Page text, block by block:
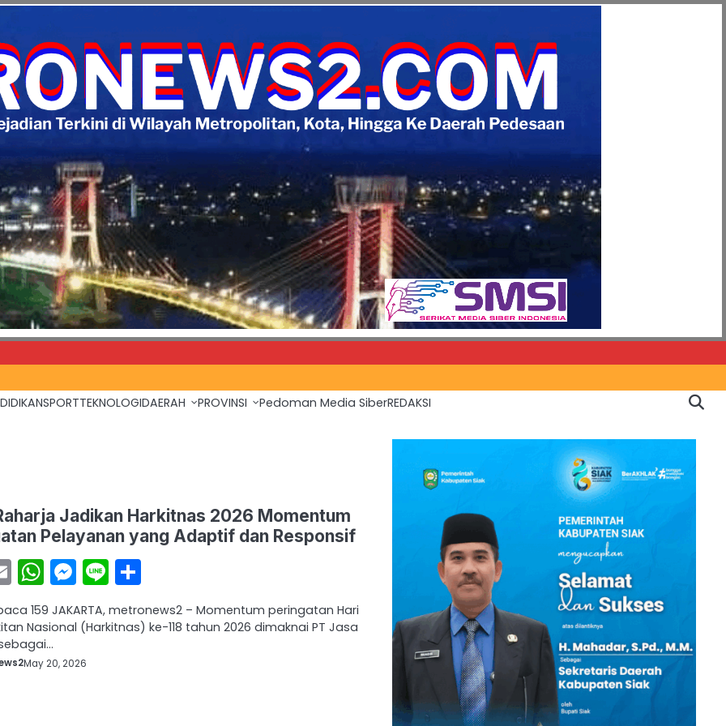
SPORTTEKNOLOGIDAERAH PROVINSI Pedoman Media SiberREDAKSI
Jadikan Harkitnas 2026 Momentum
Pelayanan yang Adaptif dan Responsif
EmailWhatsApp
Messenger
Line
159 JAKARTA, metronews2 – Momentum peringatan Hari
Nasional (Harkitnas) ke-118 tahun 2026 dimaknai PT Jasa
May 20, 2026